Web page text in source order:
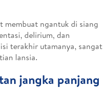
membuat ngantuk di siang
delirium, dan
terakhir utamanya, sangat
lansia.
jangka panjang